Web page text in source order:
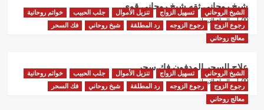
شيخ روحاني ثقه شيخ روحاني قوي
أبو البراء التيجاني
الشيخ الروحاني تسهيل الزواج تنزيل الأموال جلب الحبيب
خواتم روحانية
رجوع الزوج
رجوع الزوجه رد المطلقة شيخ روحاني
فك السحر
معالج روحاني
علاج السحر المدفون فك سحر
أبو البراء التيجاني
الشيخ الروحاني تسهيل الزواج تنزيل الأموال جلب الحبيب
خواتم روحانية
رجوع الزوج
رجوع الزوجه رد المطلقة شيخ روحاني
فك السحر
معالج روحاني